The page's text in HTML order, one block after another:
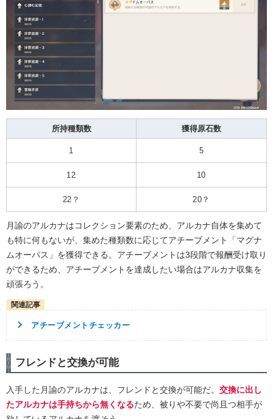
所持種類数 獲得原石数
1 5
12 10
22？ 20？
月諭のアルカナはコレクション要素のため、アルカナ自体を集めて
も特に何もないが、集めた種類数に応じてアチーブメント「マグナ
ムオーパス」を獲得できる。アチーブメントは3段階で報酬受け取り
ができるため、アチーブメントを達成したい場合はアルカナ収集を
頑張ろう。
アチーブメントチェッカー
フレンドと交換が可能
入手した月諭のアルカナは、フレンドと交換が可能だ。 交換に出し
たアルカナは手持ちから無くなるため、被りや不要で尚且つ相手が